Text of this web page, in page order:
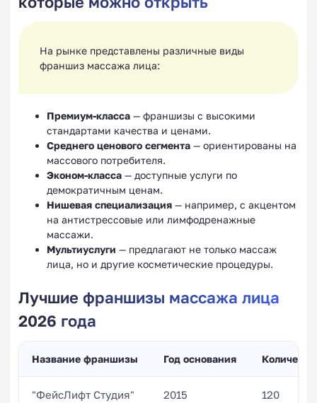
На рынке представлены различные виды
франшиз массажа лица:
Премиум-класса — франшизы с высокими
стандартами качества и ценами.
Среднего ценового сегмента — ориентированы на
массового потребителя.
Эконом-класса — доступные услуги по
демократичным ценам.
Нишевая специализация — например, с акцентом
на антистрессовые или лимфодренажные
массажи.
Мультиуслуги — предлагают не только массаж
лица, но и другие косметические процедуры.
Лучшие франшизы массажа лица
2026 года
Название франшизы Год основания
"ФейсЛифт Студия" 2015 120